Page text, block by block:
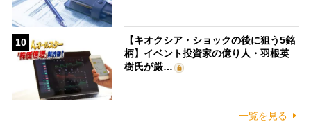
10
【キオクシア・ショックの後に狙う5銘
柄】イベント投資家の億り人・羽根英
樹氏が厳…
一覧を見る